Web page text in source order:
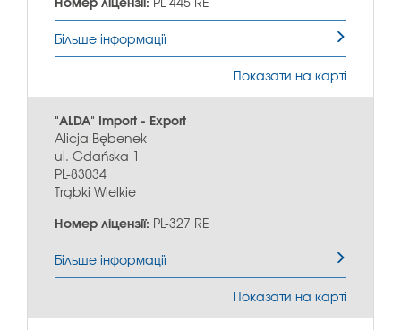
Більше інформації
Показати на карті
"ALDA" Import - Export
Alicja Bębenek
ul. Gdańska 1
PL-83034
Trąbki Wielkie
Номер ліцензії: PL-327 RE
Більше інформації
Показати на карті